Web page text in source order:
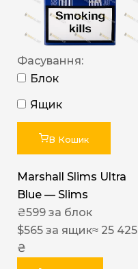
Фасування:
Блок
Ящик
В Кошик
Marshall Slims Ultra
Blue — Slims
₴599 за блок
$565 за ящик≈ 25 425
₴